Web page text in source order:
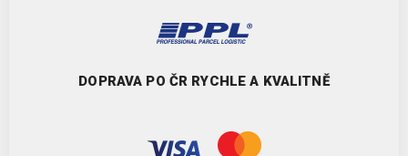
DOPRAVA PO ČR RYCHLE A KVALITNĚ